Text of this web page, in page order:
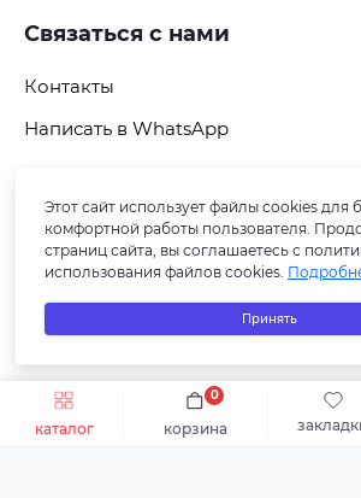
каталог корзина
0
Быстрый заказ
Связаться с нами
Контакты
Написать в WhatsApp
Подпишитесь на рассылку
Этот сайт использует файлы cookies для
комфортной работы пользователя.
страниц сайта, вы соглашаетесь с
использования файлов cookies.
Принять